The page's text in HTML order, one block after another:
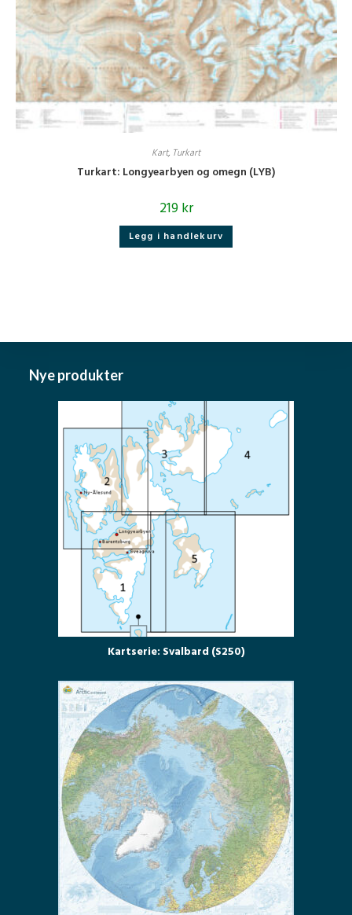
Kart, Turkart
Turkart: Longyearbyen og omegn (LYB)
219kr
Legg i handlekurv
Nye produkter
Kartserie: Svalbard (S250)